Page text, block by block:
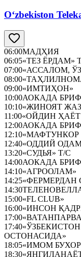
O‘zbekiston
06:00МАДҲИЯ
06:05«ТЕЗ ЁРДАМ»
07:00«АССАЛОМ,
08:00
09:00«ИМТИҲОН»
10:00АОКАДА
10:10«ЖИНОЯТ
11:00«ОЙДИН ҲАЁТ
12:00АОКАДА
12:10«МАФТУНКОР
12:40«ОДДИЙ
13:20«СУДЬЯ» Т/С
14:00АОКАДА
14:10«АГРООЛАМ»
14:25«ФЕРМЕРДАН
14:30
15:00«FL CLUB»
16:00«ИНСОН
17:00
17:40
ОСТОНАСИДА»
18:05«ИМОМ
18:30